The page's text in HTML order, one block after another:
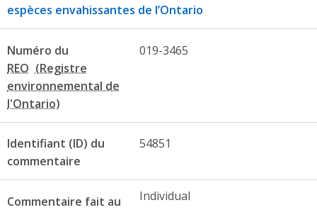
espèces envahissantes de l’Ontario
Numéro du
REO
019-3465
Identifiant (ID) du
commentaire
54851
Commentaire fait au
Individual